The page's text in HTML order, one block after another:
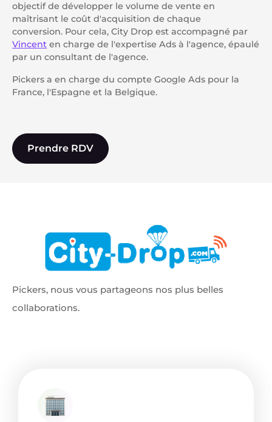
objectif de développer le volume de vente en
maîtrisant le coût d'acquisition de chaque
conversion. Pour cela, City Drop est accompagné par
Vincent en charge de l'expertise Ads à l'agence, épaulé
par un consultant de l'agence.
Pickers a en charge du compte Google Ads pour la
France, l'Espagne et la Belgique.
Prendre RDV
Pickers, nous vous partageons nos plus belles
collaborations.